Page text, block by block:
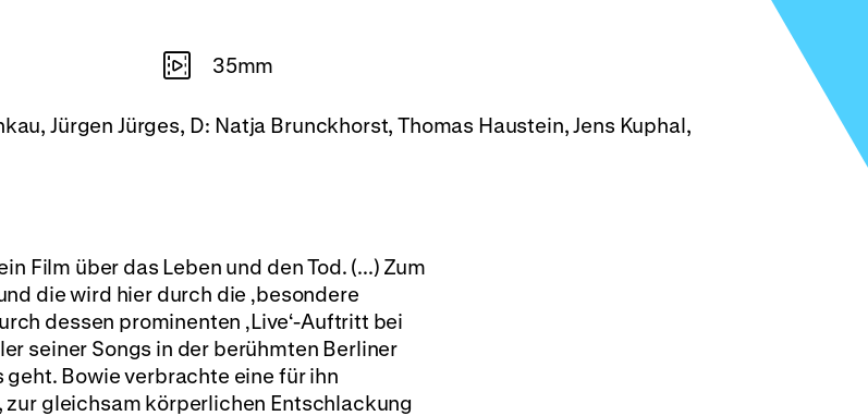
35mm
Jürgen Jürges, D: Natja Brunckhorst, Thomas Haustein, Jens Kuphal,
Film über das Leben und den Tod. (...) Zum
die wird hier durch die ‚besondere
dessen prominenten ‚Live‘-Auftritt bei
seiner Songs in der berühmten Berliner
geht. Bowie verbrachte eine für ihn
gleichsam körperlichen Entschlackung